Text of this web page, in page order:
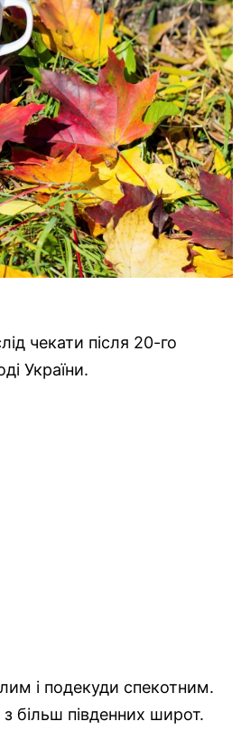
чекати після 20-го
України.
і подекуди спекотним.
більш південних широт.